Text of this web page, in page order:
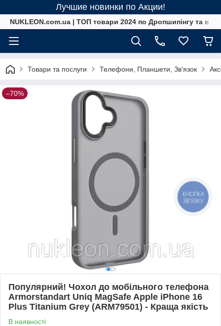
Лучшие новинки по Акции!
NUKLEON.com.ua | ТОП товари 2024 по Дропшипінгу та в
Товари та послуги Телефони, Планшети, Зв'язок
–70%
Популярний! Чохол до мобільного телефона
Armorstandart Uniq MagSafe Apple iPhone 16
Plus Titanium Grey (ARM79501) - Краща якість
В наявності
КНОПКА
ЗВ'ЯЗКУ